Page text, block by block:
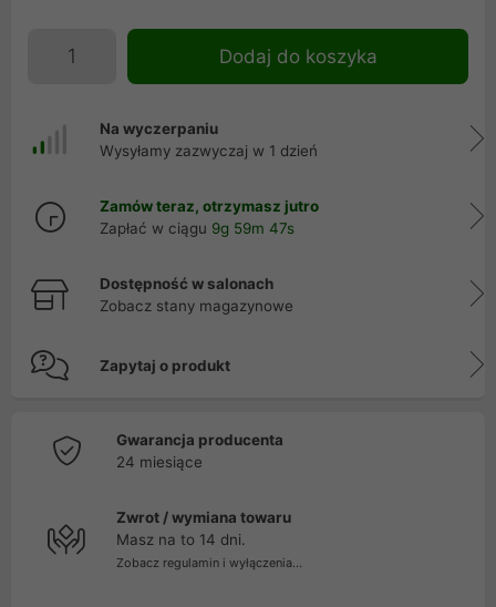
Dodaj do koszyka
Na wyczerpaniu
Wysyłamy zazwyczaj w 1 dzień
Zamów teraz, otrzymasz jutro
Zapłać w ciągu 9g 59m 46s
Dostępność w salonach
Zobacz stany magazynowe
Zapytaj o produkt
Gwarancja producenta
24 miesiące
Zwrot / wymiana towaru
Masz na to 14 dni.
Zobacz regulamin i wyłączenia...